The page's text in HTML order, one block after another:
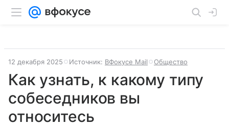
12 декабря 2025 Источник: ВФокусе Mail Общество
Как узнать, к какому типу
собеседников вы
относитесь